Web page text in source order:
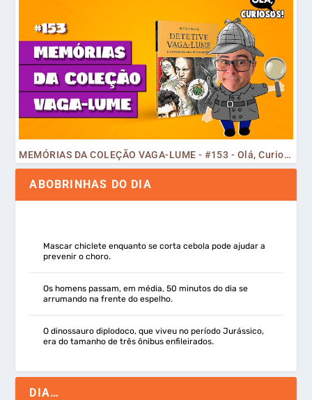
MEMÓRIAS DA COLEÇÃO VAGA-LUME - #153 - Olá, Curiosos! 2023
ABOBRINHAS DO DIA
Mascar chiclete enquanto se corta cebola pode ajudar a
prevenir o choro.
Os homens passam, em média, 50 minutos do dia se
arrumando na frente do espelho.
O dinossauro diplodoco, que viveu no período Jurássico,
era do tamanho de três ônibus enfileirados.
DIA…